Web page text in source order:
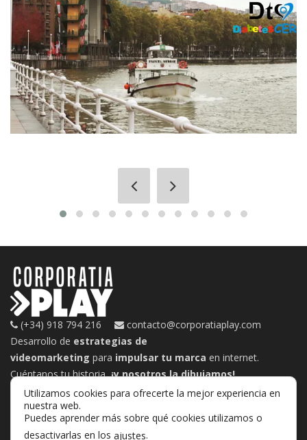
(+34) 918 794 216
contacto@corporatiaplay.com
Desarrollo de estrategias de
videomarketing para impulsar tu marca en internet.
Cuéntanos tu historia,¡y nosotros la dibujamos!
Utilizamos cookies para ofrecerte la mejor experiencia en
nuestra web.
Puedes aprender más sobre qué cookies utilizamos o
desactivarlas en los ajustes.